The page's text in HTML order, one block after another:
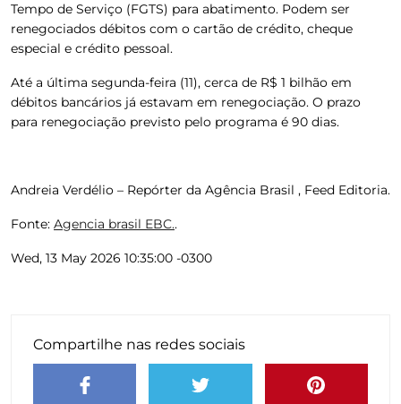
Tempo de Serviço (FGTS) para abatimento. Podem ser
renegociados débitos com o cartão de crédito, cheque
especial e crédito pessoal.
Até a última segunda-feira (11), cerca de R$ 1 bilhão em
débitos bancários já estavam em renegociação. O prazo
para renegociação previsto pelo programa é 90 dias.
Andreia Verdélio – Repórter da Agência Brasil , Feed Editoria.
Fonte: Agencia brasil EBC..
Wed, 13 May 2026 10:35:00 -0300
Compartilhe nas redes sociais